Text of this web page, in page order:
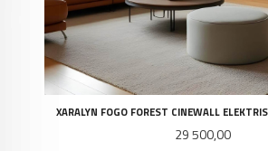
XARALYN FOGO FOREST CINEWALL
Pris
29 500,00